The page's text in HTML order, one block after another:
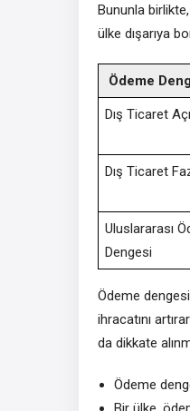
Bununla
ülke dışarıya
Ödeme
Dış Ticaret
Dış Ticaret
Uluslararası
Dengesi
Ödeme
ihracatını
da dikkate
Ödeme